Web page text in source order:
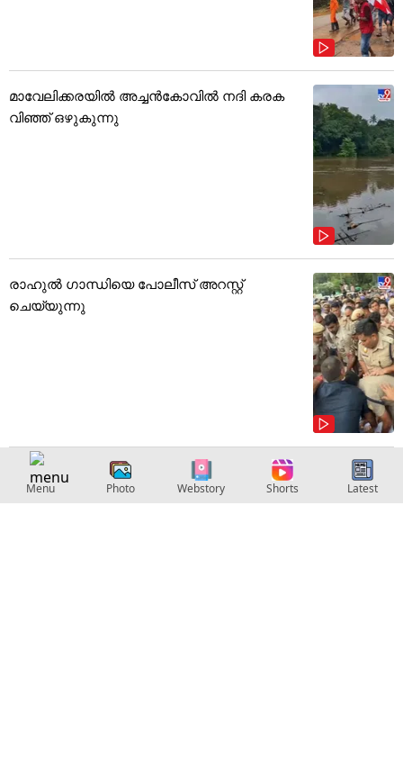
മാവേലിക്കരയിൽ അച്ചൻകോവിൽ നദി കരക
വിഞ്ഞ് ഒഴുകുന്നു
രാഹുൽ ഗാന്ധിയെ പോലീസ് അറസ്റ്റ്
ചെയ്യുന്നു
ലോകകപ്പ് ഫൈനൽ കാണാൻ മോഹൻലാൽ
എത്തിയപ്പോൾ
Menu Photo Webstory Shorts Latest